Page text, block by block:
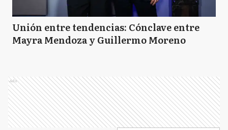
Unión entre tendencias: Cónclave entre
Mayra Mendoza y Guillermo Moreno
Ads